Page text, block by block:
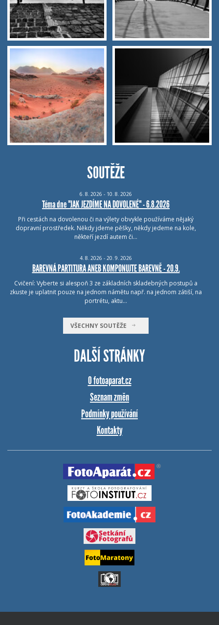
SOUTĚŽE
6. 8. 2026 - 10. 8. 2026
Téma dne "JAK JEZDÍME NA DOVOLENÉ" - 6.8.2026
Při cestách na dovolenou či na výlety obvykle používáme nějaký
dopravní prostředek. Někdy jdeme pěšky, někdy jedeme na kole,
někteří jezdí autem či…
4. 8. 2026 - 20. 9. 2026
BAREVNÁ PARTITURA ANEB KOMPONUJTE BAREVNĚ - 20.9.
Cvičení: Vyberte si alespoň 3 ze základních skladebných postupů a
zkuste je uplatnit pouze na jednom námětu např. na jednom zátiší, na
portrétu, aktu…
VŠECHNY SOUTĚŽE
DALŠÍ STRÁNKY
O fotoaparat.cz
Seznam změn
Podmínky používání
Kontakty